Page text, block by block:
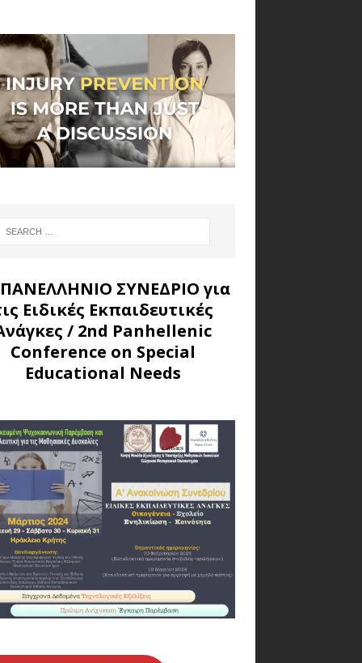
ΣΥΝΕΔΡΙΟ για
Ειδικές Εκπαιδευτικές
/ 2nd Panhellenic
Conference on Special
Educational Needs